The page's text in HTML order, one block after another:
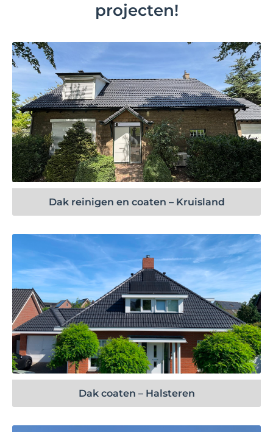
projecten!
Bekijk project
Dak reinigen en coaten – Kruisland
Bekijk project
Dak coaten – Halsteren